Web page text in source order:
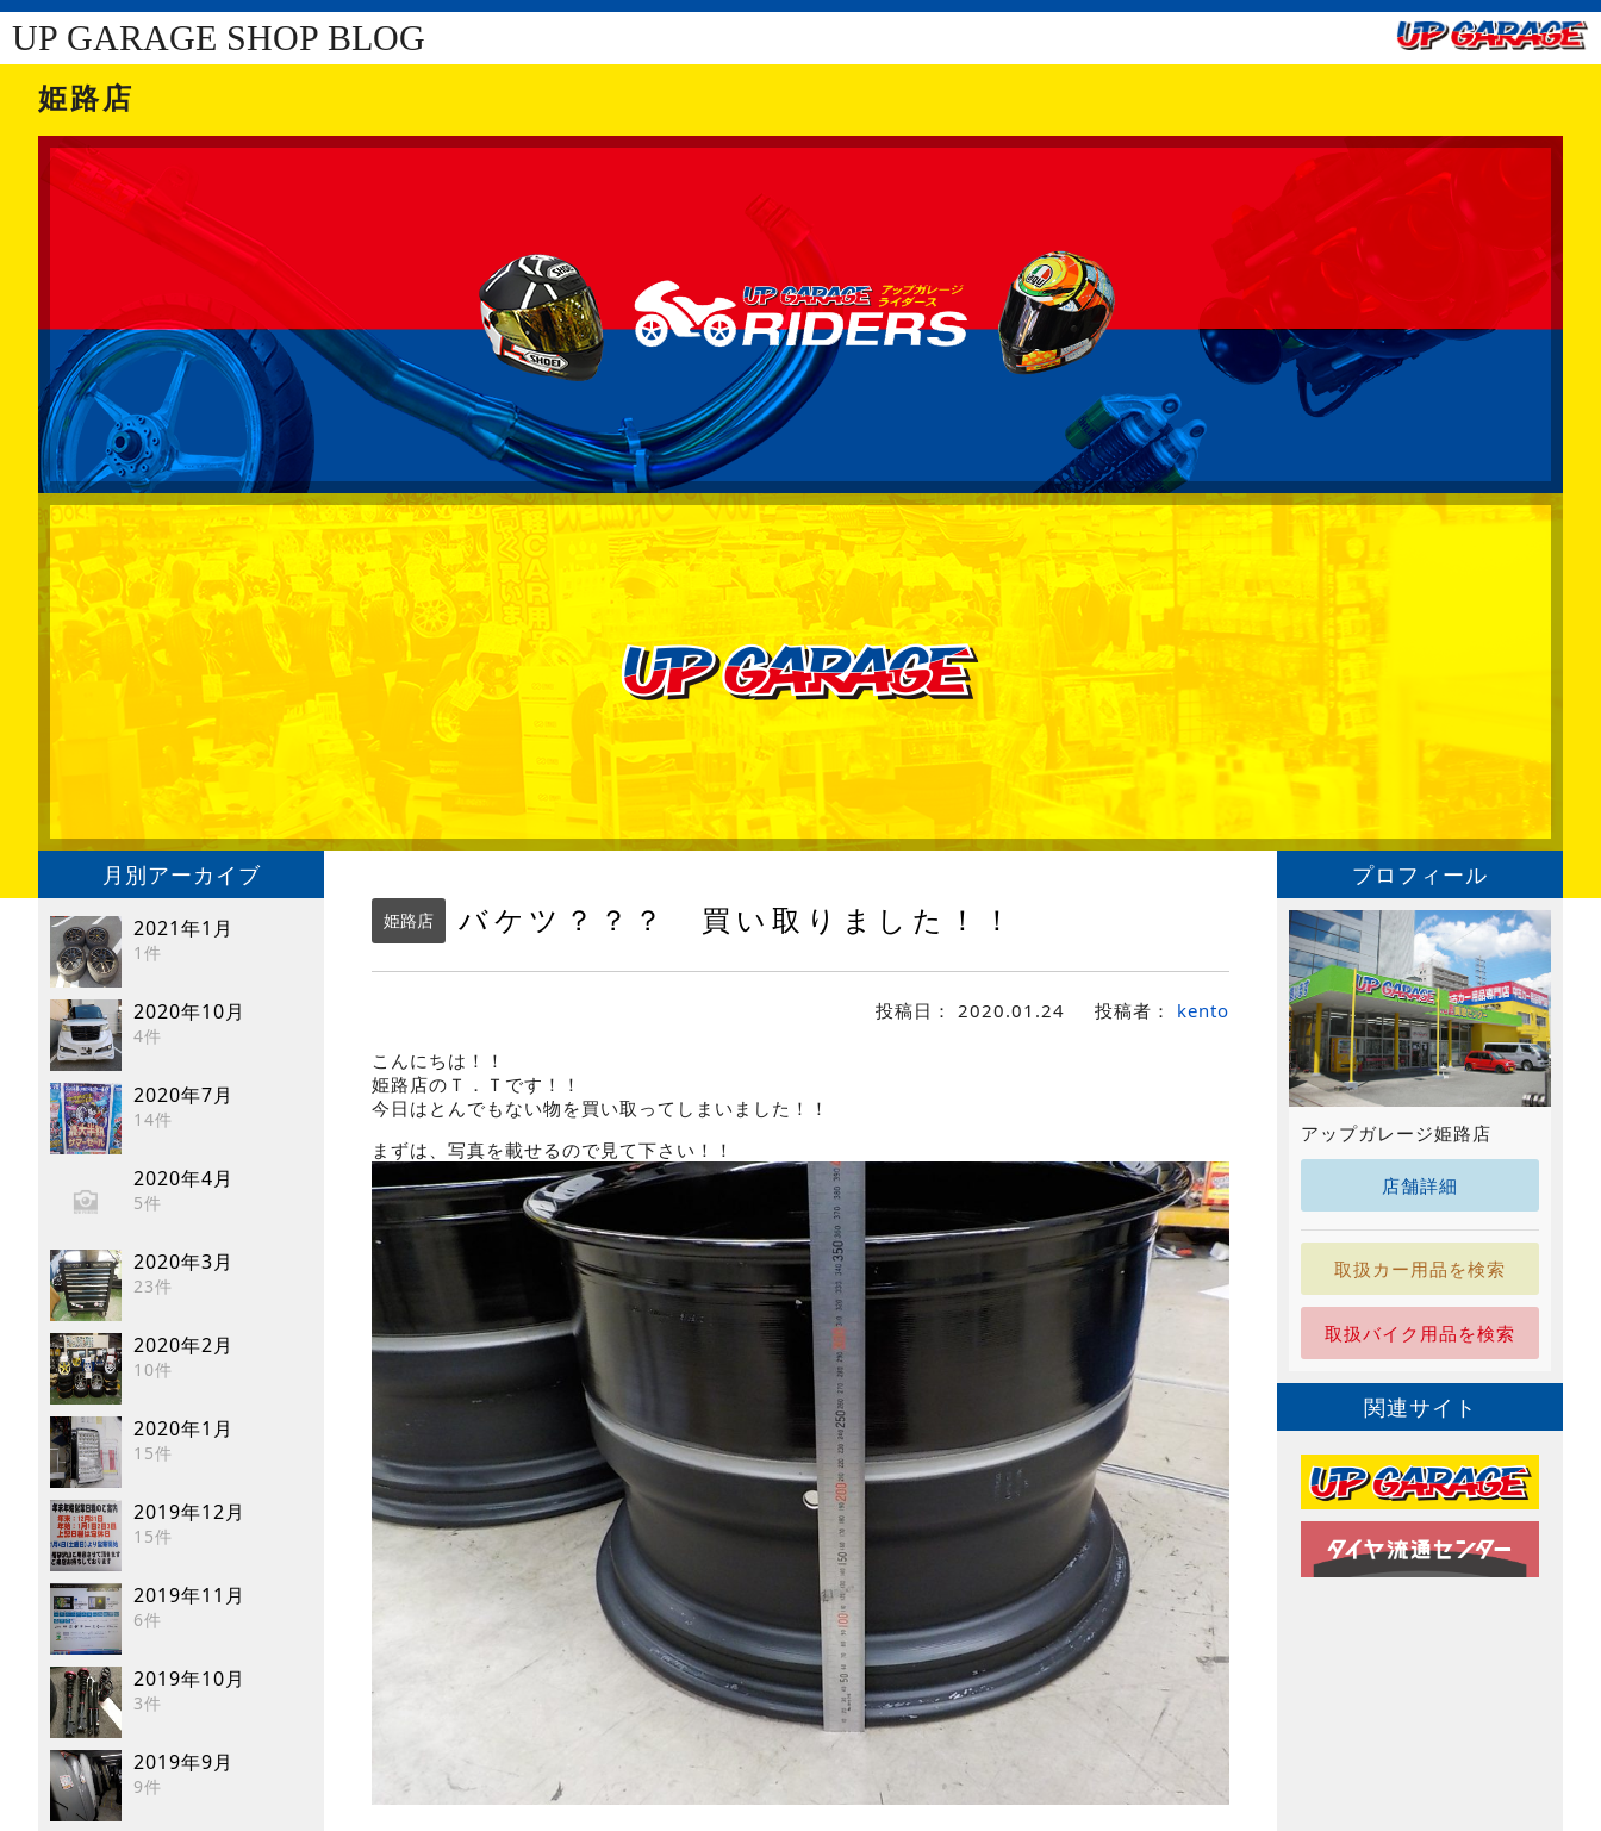
UP GARAGE SHOP BLOG
姫路店
月別アーカイブ
2021年1月
1件
2020年10月
4件
2020年7月
14件
2020年4月
5件
2020年3月
23件
2020年2月
10件
2020年1月
15件
2019年12月
15件
2019年11月
6件
2019年10月
3件
2019年9月
9件
姫路店 バケツ？？？ 買い取りました！！
投稿日： 2020.01.24 投稿者： kento
こんにちは！！
姫路店のＴ．Ｔです！！
今日はとんでもない物を買い取ってしまいました！！
まずは、写真を載せるので見て下さい！！
プロフィール
アップガレージ姫路店
店舗詳細
取扱カー用品を検索
取扱バイク用品を検索
関連サイト